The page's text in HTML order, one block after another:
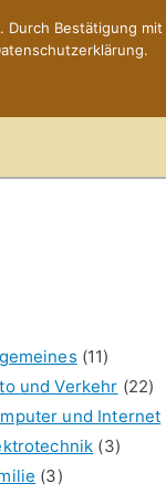
(11)
und Verkehr (22)
und Internet
(3)
(3)
Bestätigung mit